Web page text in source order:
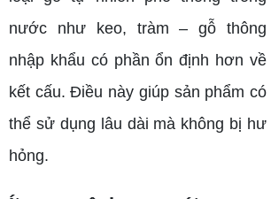
nước như keo, tràm – gỗ thông
nhập khẩu có phần ổn định hơn về
kết cấu. Điều này giúp sản phẩm có
thể sử dụng lâu dài mà không bị hư
hỏng.